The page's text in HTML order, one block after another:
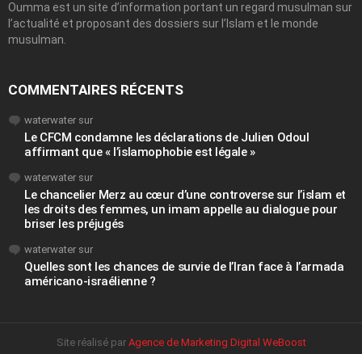
Oumma est un site d’information portant un regard musulman sur
l’actualité et proposant des dossiers sur l’Islam et le monde
musulman.
COMMENTAIRES RÉCENTS
waterwater sur
Le CFCM condamne les déclarations de Julien Odoul
affirmant que « l’islamophobie est légale »
waterwater sur
Le chancelier Merz au cœur d’une controverse sur l’islam et
les droits des femmes, un imam appelle au dialogue pour
briser les préjugés
waterwater sur
Quelles sont les chances de survie de l’Iran face à l’armada
américano-israélienne ?
Site réalisé par Agence de Marketing Digital WeBoost